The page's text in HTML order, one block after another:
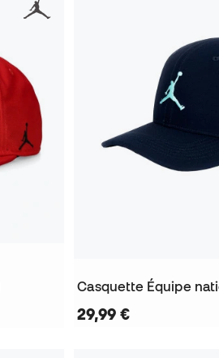
29,99 €